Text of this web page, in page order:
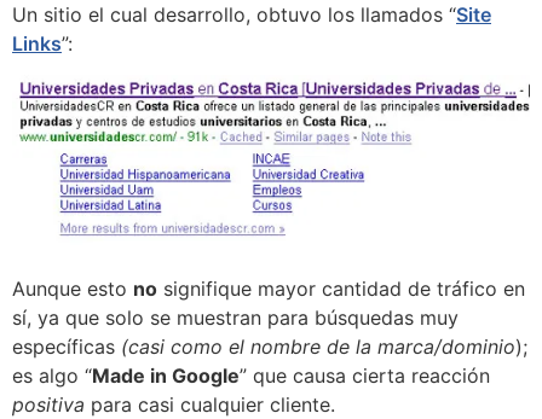
Un sitio el cual desarrollo, obtuvo los llamados “Site
Links”:
Aunque esto no signifique mayor cantidad de tráfico en
sí, ya que solo se muestran para búsquedas muy
específicas (casi como el nombre de la marca/dominio);
es algo “Made in Google” que causa cierta reacción
positiva para casi cualquier cliente.